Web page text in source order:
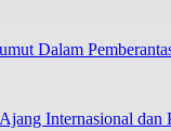
Dalam
Internasional dan